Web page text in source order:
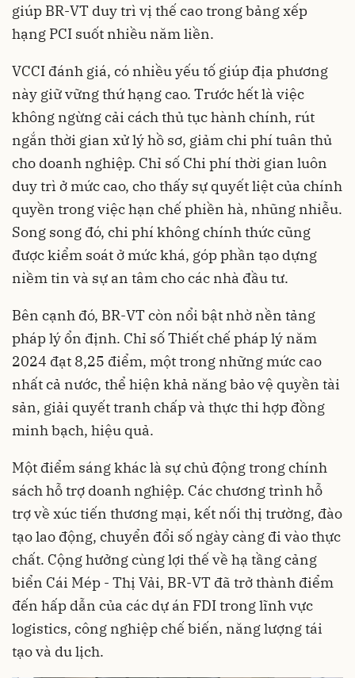
giúp BR-VT duy trì vị thế cao trong bảng xếp
hạng PCI suốt nhiều năm liền.
VCCI đánh giá, có nhiều yếu tố giúp địa phương
này giữ vững thứ hạng cao. Trước hết là việc
không ngừng cải cách thủ tục hành chính, rút
ngắn thời gian xử lý hồ sơ, giảm chi phí tuân thủ
cho doanh nghiệp. Chỉ số Chi phí thời gian luôn
duy trì ở mức cao, cho thấy sự quyết liệt của chính
quyền trong việc hạn chế phiền hà, nhũng nhiễu.
Song song đó, chi phí không chính thức cũng
được kiểm soát ở mức khá, góp phần tạo dựng
niềm tin và sự an tâm cho các nhà đầu tư.
Bên cạnh đó, BR-VT còn nổi bật nhờ nền tảng
pháp lý ổn định. Chỉ số Thiết chế pháp lý năm
2024 đạt 8,25 điểm, một trong những mức cao
nhất cả nước, thể hiện khả năng bảo vệ quyền tài
sản, giải quyết tranh chấp và thực thi hợp đồng
minh bạch, hiệu quả.
Một điểm sáng khác là sự chủ động trong chính
sách hỗ trợ doanh nghiệp. Các chương trình hỗ
trợ về xúc tiến thương mại, kết nối thị trường, đào
tạo lao động, chuyển đổi số ngày càng đi vào thực
chất. Cộng hưởng cùng lợi thế về hạ tầng cảng
biển Cái Mép - Thị Vải, BR-VT đã trở thành điểm
đến hấp dẫn của các dự án FDI trong lĩnh vực
logistics, công nghiệp chế biến, năng lượng tái
tạo và du lịch.